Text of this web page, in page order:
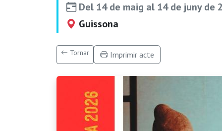
Del 14 de maig al 14 de juny de
Guissona
Tornar Imprimir acte